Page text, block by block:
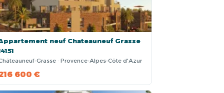
neuf Chateauneuf Grasse
Grasse · Provence-Alpes-Côte d'Azur
600 €